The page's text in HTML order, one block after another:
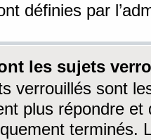
définies par
les sujets
verrouillés sont
plus répondre
terminés.